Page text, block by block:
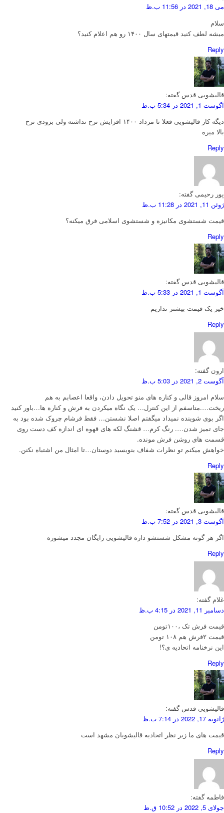
می 18, 2021 در 11:56 ب.ظ
سلام
میشه لطف کنید قیمتهای سال ۱۴۰۰ رو هم اعلام کنید؟
Reply
قالیشویی قدس گفته:
آگوست 1, 2021 در 5:34 ب.ظ
دیگه کار قالیشویی فعلا تا مرداد ۱۴۰۰ افزایش نرخ نداشته ولی بزودی نرخ
بالا میره
Reply
پور رحیمی گفته:
ژوئن 11, 2021 در 11:28 ب.ظ
قیمت شستشوی مکانیزه و شستشوی اسلامی فرق میکنه؟
Reply
قالیشویی قدس گفته:
آگوست 1, 2021 در 5:33 ب.ظ
خیر یک قیمت بیشتر نداریم
Reply
ارون گفته:
آگوست 2, 2021 در 5:03 ب.ظ
سلام امروز قالی و کناره های منو تحویل دادن، واقعا اعصابم به هم
ریخت….متاسفم از این کنترل… یک نگاه میکردن به فرش و کناره ها…باور کنید
اگر بوی شوینده نمیداد میگفتم اصلا نشستن… فقط فرشام چروک شده بود به
جای تمیز شدن…. رنگ کرم… قشنگ لکه های قهوه ای اندازه کف دست روی
قسمت های روشن فرش مونده.
خواهش میکنم تو نظرات شفاف بنویسید دوستان…تا امثال من اشتباه نکنن.
Reply
قالیشویی قدس گفته:
آگوست 3, 2021 در 7:52 ب.ظ
اگر هر گونه مشکل شستشو داره قالیشویی رایگان مجدد میشوره
Reply
غلام گفته:
دسامبر 11, 2021 در 4:15 ب.ظ
قیمت فرش تک ،۱۰۰تومن
قیمت ۲فرش هم ۱۰۸ تومن
این نرخنامه اتحادیه ی؟!
Reply
قالیشویی قدس گفته:
ژانویه 17, 2022 در 7:14 ب.ظ
قیمت های ما زیر نظر اتحادیه قالیشویان مشهد است
Reply
فاطمه گفته:
جولای 5, 2022 در 10:52 ق.ظ